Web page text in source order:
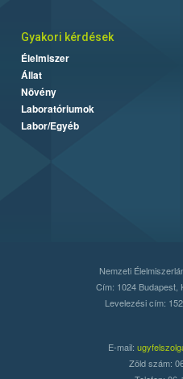
Gyakori kérdések
Élelmiszer
Állat
Növény
Laboratóriumok
Labor/Egyéb
Nemzeti
Cím: 1024 Budapest,
Levelezési cím:
E-mail:
Zöld szám: